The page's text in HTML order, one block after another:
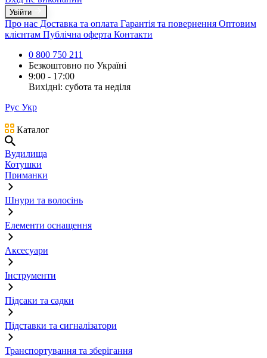
Увійти
Про нас Доставка та оплата Гарантія та повернення Оптовим
клієнтам Публічна оферта Контакти
0 800 750 211
Безкоштовно по Україні
9:00 - 17:00
Вихідні: субота та неділя
Рус Укр
Каталог
Вудилища
Котушки
Приманки
Шнури та волосінь
Елементи оснащення
Аксесуари
Інструменти
Підсаки та садки
Підставки та сигналізатори
Транспортування та зберігання